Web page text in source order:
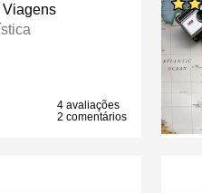
4 avaliações
2 comentários